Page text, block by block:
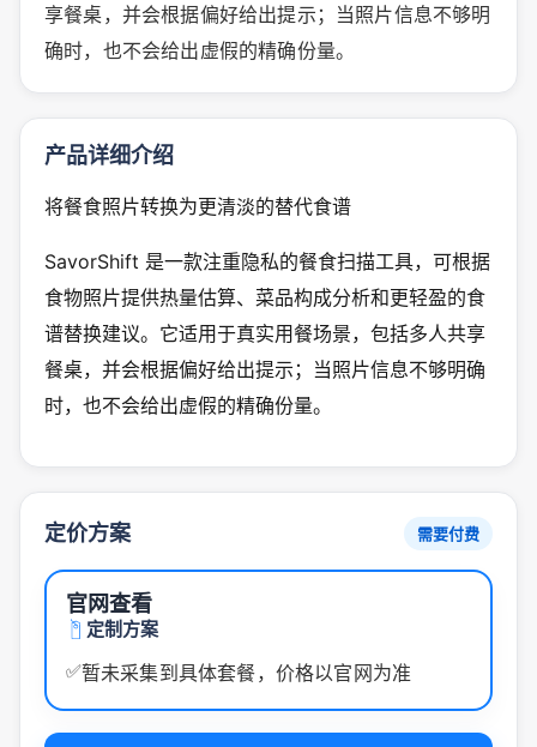
享餐桌，并会根据偏好给出提示；当照片信息不够明
确时，也不会给出虚假的精确份量。
产品详细介绍
将餐食照片转换为更清淡的替代食谱
SavorShift 是一款注重隐私的餐食扫描工具，可根据
食物照片提供热量估算、菜品构成分析和更轻盈的食
谱替换建议。它适用于真实用餐场景，包括多人共享
餐桌，并会根据偏好给出提示；当照片信息不够明确
时，也不会给出虚假的精确份量。
定价方案 需要付费
官网查看
定制方案
✅暂未采集到具体套餐，价格以官网为准